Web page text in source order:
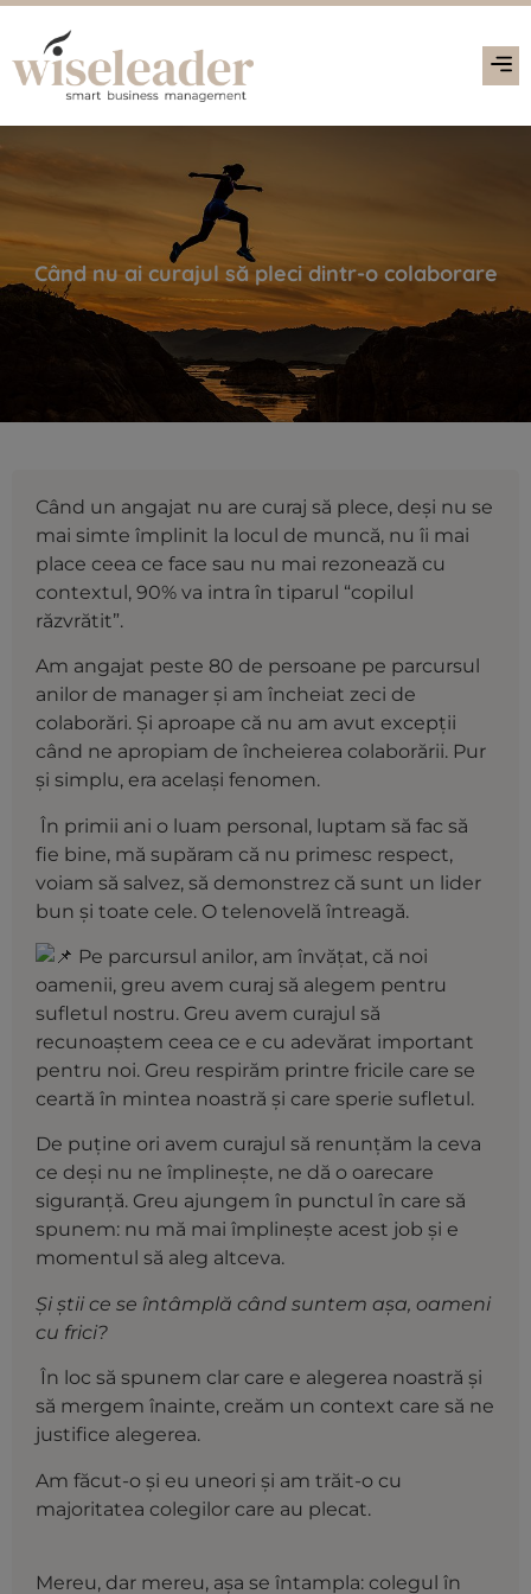
Când nu ai curajul să pleci dintr-o colaborare
Când un angajat nu are curaj să plece, deși nu se
mai simte împlinit la locul de muncă, nu îi mai
place ceea ce face sau nu mai rezonează cu
contextul, 90% va intra în tiparul “copilul
răzvrătit”.
Am angajat peste 80 de persoane pe parcursul
anilor de manager și am încheiat zeci de
colaborări. Și aproape că nu am avut excepții
când ne apropiam de încheierea colaborării. Pur
și simplu, era același fenomen.
În primii ani o luam personal, luptam să fac să
fie bine, mă supăram că nu primesc respect,
voiam să salvez, să demonstrez că sunt un lider
bun și toate cele. O telenovelă întreagă.
Pe parcursul anilor, am învățat, că noi
oamenii, greu avem curaj să alegem pentru
sufletul nostru. Greu avem curajul să
recunoaștem ceea ce e cu adevărat important
pentru noi. Greu respirăm printre fricile care se
ceartă în mintea noastră și care sperie sufletul.
De puține ori avem curajul să renunțăm la ceva
ce deși nu ne împlinește, ne dă o oarecare
siguranță. Greu ajungem în punctul în care să
spunem: nu mă mai împlinește acest job și e
momentul să aleg altceva.
Și știi ce se întâmplă când suntem așa, oameni
cu frici?
În loc să spunem clar care e alegerea noastră și
să mergem înainte, creăm un context care să ne
justifice alegerea.
Am făcut-o și eu uneori și am trăit-o cu
majoritatea colegilor care au plecat.
Mereu, dar mereu, așa se întampla: colegul în